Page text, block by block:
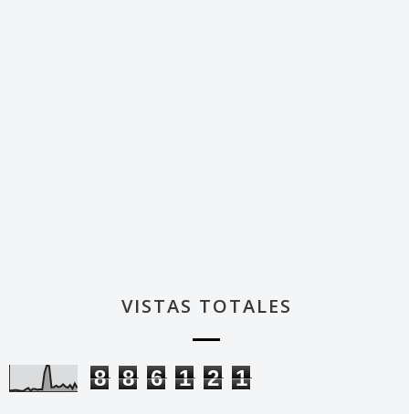
VISTAS TOTALES
8 8 6 1 2 1